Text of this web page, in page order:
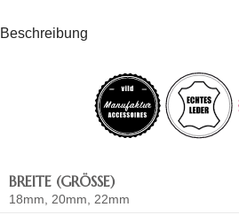
Beschreibung
BREITE (GRÖSSE)
18mm, 20mm, 22mm